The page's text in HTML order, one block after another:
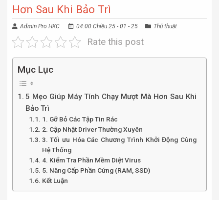
Hơn Sau Khi Bảo Trì
Admin Pro HKC 04:00 Chiều 25 - 01 - 25 Thủ thuật
Rate this post
Mục Lục
5 Mẹo Giúp Máy Tính Chạy Mượt Mà Hơn Sau Khi
Bảo Trì
1. Gỡ Bỏ Các Tập Tin Rác
2. Cập Nhật Driver Thường Xuyên
3. Tối ưu Hóa Các Chương Trình Khởi Động Cùng
Hệ Thống
4. Kiểm Tra Phần Mềm Diệt Virus
5. Nâng Cấp Phần Cứng (RAM, SSD)
Kết Luận